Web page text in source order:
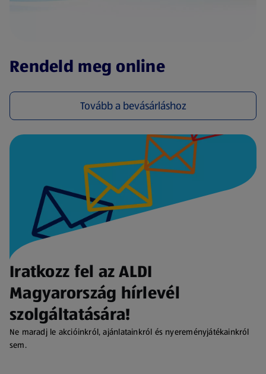
Rendeld meg online
Tovább a bevásárláshoz
(új oldalon nyílik meg)
Iratkozz fel az ALDI
Magyarország hírlevél
szolgáltatására!
Ne maradj le akcióinkról, ajánlatainkról és nyereményjátékainkról
sem.